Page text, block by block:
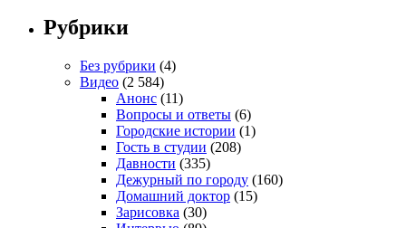
Рубрики
Без рубрики (4)
Видео (2 584)
Анонс (11)
Вопросы и ответы (6)
Городские истории (1)
Гость в студии (208)
Давности (335)
Дежурный по городу (160)
Домашний доктор (15)
Зарисовка (30)